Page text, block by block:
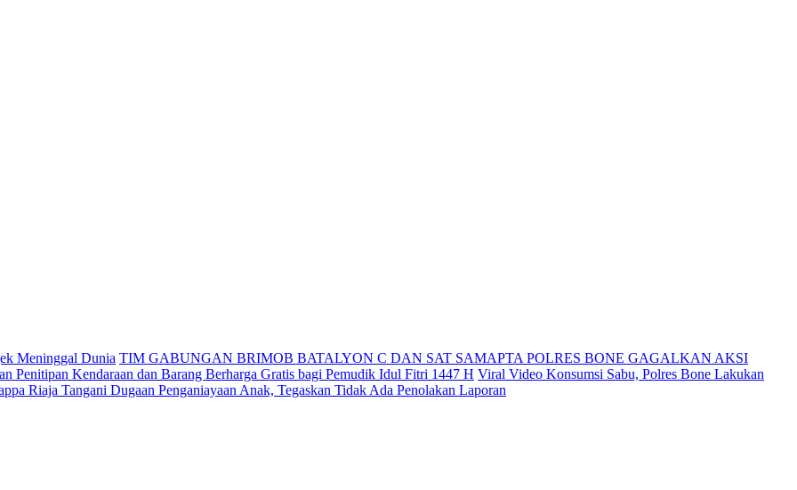
Meninggal Dunia TIM GABUNGAN BRIMOB BATALYON C DAN SAT SAMAPTA POLRES BONE GAGALKAN AKSI
Penitipan Kendaraan dan Barang Berharga Gratis bagi Pemudik Idul Fitri 1447 H Viral Video Konsumsi Sabu, Polres Bone Lakukan
Riaja Tangani Dugaan Penganiayaan Anak, Tegaskan Tidak Ada Penolakan Laporan